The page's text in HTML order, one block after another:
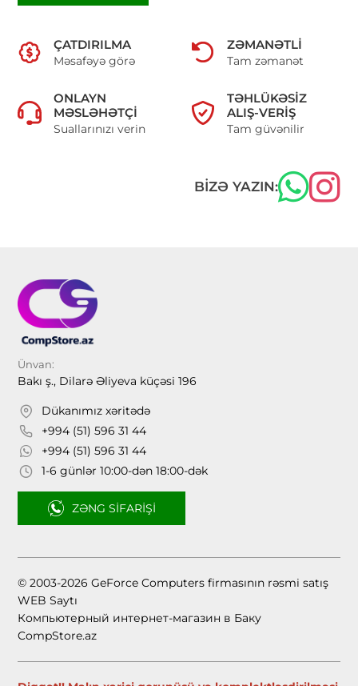
ÇATDIRILMA
Məsafəyə görə
ZƏMANƏTLI
Tam zəmanət
ONLAYN
MƏSLƏHƏTÇI
Suallarınızı verin
TƏHLÜKƏSIZ
ALIŞ-VERIŞ
Tam güvənilir
BIZƏ YAZIN:
Ünvan:
Bakı ş., Dilarə Əliyeva küçəsi 196
Dükanımız xəritədə
+994 (51) 596 31 44
+994 (51) 596 31 44
1-6 günlər 10:00-dən 18:00-dək
ZƏNG SIFARIŞI
© 2003-2026 GeForce Computers firmasının rəsmi satış
WEB Saytı
Компьютерный интернет-магазин в Баку
CompStore.az